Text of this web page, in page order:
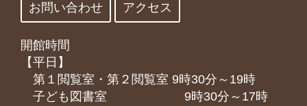
お問い合わせ アクセス
開館時間
【平日】
第１閲覧室・第２閲覧室 9時30分～19時
子ども図書室 9時30分～17時